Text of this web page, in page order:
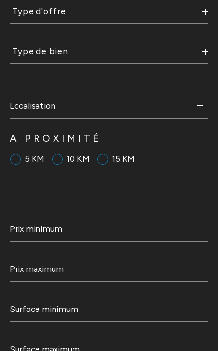
d'offre
Type d'offre
de
bien
Type de bien
A PROXIMITÉ
5 KM 10 KM 15 KM
minimum
maximum
minimum
maximum